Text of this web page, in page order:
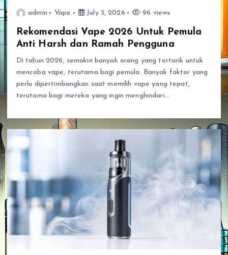
admin Vape July 3, 2026 96 views
Rekomendasi Vape 2026 Untuk Pemula
Anti Harsh dan Ramah Pengguna
Di tahun 2026, semakin banyak orang yang tertarik untuk
mencoba vape, terutama bagi pemula. Banyak faktor yang
perlu dipertimbangkan saat memilih vape yang tepat,
terutama bagi mereka yang ingin menghindari…